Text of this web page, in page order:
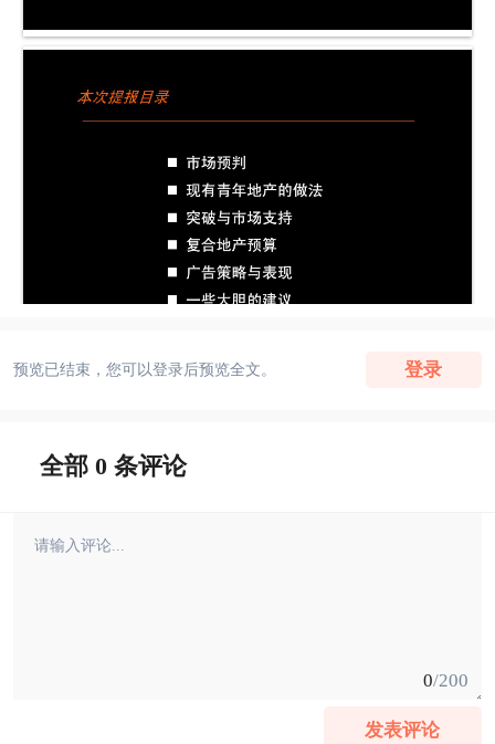
预览已结束，您可以登录后预览全文。 登录
全部 0 条评论
0/200
发表评论